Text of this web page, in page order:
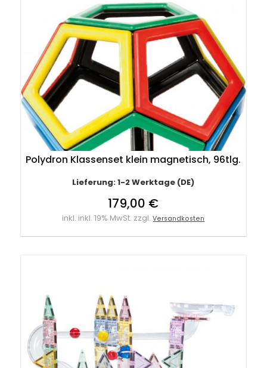
Polydron Klassenset klein magnetisch, 96tlg.
Lieferung: 1-2 Werktage (DE)
179,00 €
inkl. inkl. 19% MwSt. zzgl.Versandkosten